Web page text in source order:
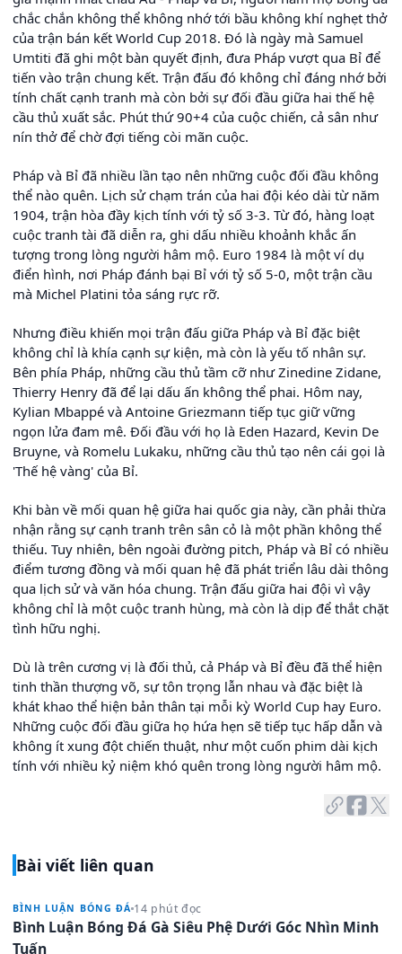
chắc chắn không thể không nhớ tới bầu không khí nghẹt thở
của trận bán kết World Cup 2018. Đó là ngày mà Samuel
Umtiti đã ghi một bàn quyết định, đưa Pháp vượt qua Bỉ để
tiến vào trận chung kết. Trận đấu đó không chỉ đáng nhớ bởi
tính chất cạnh tranh mà còn bởi sự đối đầu giữa hai thế hệ
cầu thủ xuất sắc. Phút thứ 90+4 của cuộc chiến, cả sân như
nín thở để chờ đợi tiếng còi mãn cuộc.
Pháp và Bỉ đã nhiều lần tạo nên những cuộc đối đầu không
thể nào quên. Lịch sử chạm trán của hai đội kéo dài từ năm
1904, trận hòa đầy kịch tính với tỷ số 3-3. Từ đó, hàng loạt
cuộc tranh tài đã diễn ra, ghi dấu nhiều khoảnh khắc ấn
tượng trong lòng người hâm mộ. Euro 1984 là một ví dụ
điển hình, nơi Pháp đánh bại Bỉ với tỷ số 5-0, một trận cầu
mà Michel Platini tỏa sáng rực rỡ.
Nhưng điều khiến mọi trận đấu giữa Pháp và Bỉ đặc biệt
không chỉ là khía cạnh sự kiện, mà còn là yếu tố nhân sự.
Bên phía Pháp, những cầu thủ tầm cỡ như Zinedine Zidane,
Thierry Henry đã để lại dấu ấn không thể phai. Hôm nay,
Kylian Mbappé và Antoine Griezmann tiếp tục giữ vững
ngọn lửa đam mê. Đối đầu với họ là Eden Hazard, Kevin De
Bruyne, và Romelu Lukaku, những cầu thủ tạo nên cái gọi là
'Thế hệ vàng' của Bỉ.
Khi bàn về mối quan hệ giữa hai quốc gia này, cần phải thừa
nhận rằng sự cạnh tranh trên sân cỏ là một phần không thể
thiếu. Tuy nhiên, bên ngoài đường pitch, Pháp và Bỉ có nhiều
điểm tương đồng và mối quan hệ đã phát triển lâu dài thông
qua lịch sử và văn hóa chung. Trận đấu giữa hai đội vì vậy
không chỉ là một cuộc tranh hùng, mà còn là dịp để thắt chặt
tình hữu nghị.
Dù là trên cương vị là đối thủ, cả Pháp và Bỉ đều đã thể hiện
tinh thần thượng võ, sự tôn trọng lẫn nhau và đặc biệt là
khát khao thể hiện bản thân tại mỗi kỳ World Cup hay Euro.
Những cuộc đối đầu giữa họ hứa hẹn sẽ tiếp tục hấp dẫn và
không ít xung đột chiến thuật, như một cuốn phim dài kịch
tính với nhiều kỷ niệm khó quên trong lòng người hâm mộ.
Bài viết liên quan
BÌNH LUẬN BÓNG ĐÁ 14 phút đọc
Bình Luận Bóng Đá Gà Siêu Phệ Dưới Góc Nhìn Minh
Tuấn